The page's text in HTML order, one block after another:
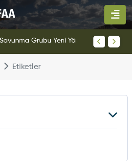
Etiketler